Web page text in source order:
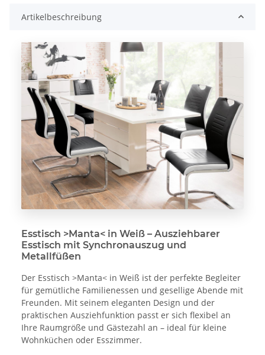
Artikelbeschreibung
Esstisch >Manta< in Weiß – Ausziehbarer
Esstisch mit Synchronauszug und
Metallfüßen
Der Esstisch >Manta< in Weiß ist der perfekte Begleiter
für gemütliche Familienessen und gesellige Abende mit
Freunden. Mit seinem eleganten Design und der
praktischen Ausziehfunktion passt er sich flexibel an
Ihre Raumgröße und Gästezahl an – ideal für kleine
Wohnküchen oder Esszimmer.